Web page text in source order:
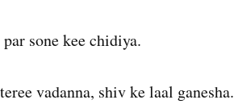
sone kee chidiya.
vadanna, shiv ke laal ganesha.